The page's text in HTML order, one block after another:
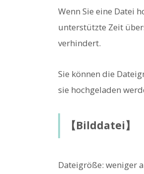
Wenn Sie eine Datei
unterstützte Zeit
verhindert.
Sie können die
sie hochgeladen
【Bilddatei】
Dateigröße: weniger